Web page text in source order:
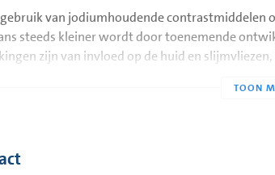
van jodiumhoudende contrastmiddelen
steeds kleiner wordt door toenemende
zijn van invloed op de huid en
buiten het bloedvat terechtkomt. Ook